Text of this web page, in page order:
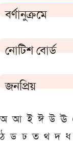
বর্ণানুক্রমে
নোটিশ বোর্ড
জনপ্রিয়
অ আ ই ঈ উ ঊ
ঠ ড ঢ ত থ দ ধ